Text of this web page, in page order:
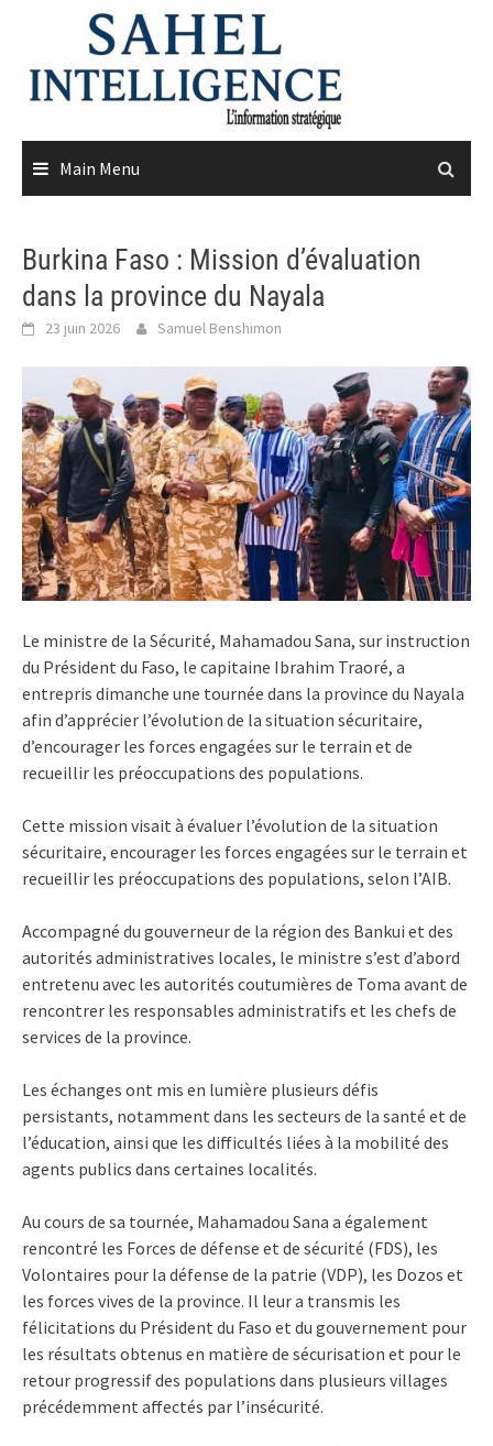
content
Main Menu
Burkina Faso : Mission d’évaluation
dans la province du Nayala
23 juin 2026 Samuel Benshimon
Le ministre de la Sécurité, Mahamadou Sana, sur instruction
du Président du Faso, le capitaine Ibrahim Traoré, a
entrepris dimanche une tournée dans la province du Nayala
afin d’apprécier l’évolution de la situation sécuritaire,
d’encourager les forces engagées sur le terrain et de
recueillir les préoccupations des populations.
Cette mission visait à évaluer l’évolution de la situation
sécuritaire, encourager les forces engagées sur le terrain et
recueillir les préoccupations des populations, selon l’AIB.
Accompagné du gouverneur de la région des Bankui et des
autorités administratives locales, le ministre s’est d’abord
entretenu avec les autorités coutumières de Toma avant de
rencontrer les responsables administratifs et les chefs de
services de la province.
Les échanges ont mis en lumière plusieurs défis
persistants, notamment dans les secteurs de la santé et de
l’éducation, ainsi que les difficultés liées à la mobilité des
agents publics dans certaines localités.
Au cours de sa tournée, Mahamadou Sana a également
rencontré les Forces de défense et de sécurité (FDS), les
Volontaires pour la défense de la patrie (VDP), les Dozos et
les forces vives de la province. Il leur a transmis les
félicitations du Président du Faso et du gouvernement pour
les résultats obtenus en matière de sécurisation et pour le
retour progressif des populations dans plusieurs villages
précédemment affectés par l’insécurité.